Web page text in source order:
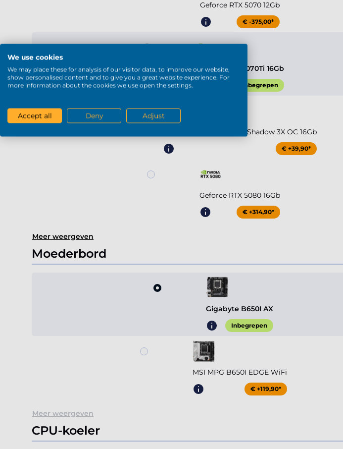
Geforce RTX 5070 12Gb
€ -375,00*
Geforce RTX 5070Ti 16Gb
Inbegrepen
Geforce RTX 5070Ti MSI Shadow 3X OC 16Gb
€ +39,90*
Geforce RTX 5080 16Gb
€ +314,90*
Meer weergeven
Moederbord
Gigabyte B650I AX
Inbegrepen
MSI MPG B650I EDGE WiFi
€ +119,90*
Meer weergeven
CPU-koeler
We use cookies
We may place these for analysis of our visitor data, to improve our website,
show personalised content and to give you a great website experience. For
more information about the cookies we use open the settings.
Accept all Deny Adjust